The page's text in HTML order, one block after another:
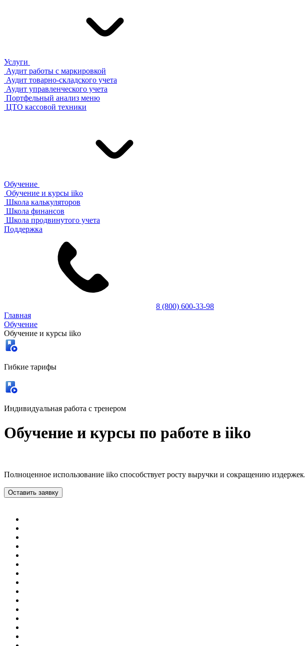
Услуги
Аудит работы с маркировкой
Аудит товарно-складского учета
Аудит управленческого учета
Портфельный анализ меню
ЦТО кассовой техники
Обучение
Обучение и курсы iiko
Школа калькуляторов
Школа финансов
Школа продвинутого учета
Поддержка
8 (800) 600-33-98
Главная
Обучение
Обучение и курсы iiko
Гибкие тарифы
Индивидуальная работа с тренером
Обучение и курсы по работе в iiko
Полноценное использование iiko способствует росту выручки и сокращению
Оставить заявку